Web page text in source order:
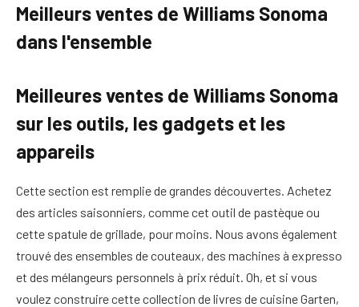
Meilleurs ventes de Williams Sonoma
dans l'ensemble
Meilleures ventes de Williams Sonoma
sur les outils, les gadgets et les
appareils
Cette section est remplie de grandes découvertes. Achetez
des articles saisonniers, comme cet outil de pastèque ou
cette spatule de grillade, pour moins. Nous avons également
trouvé des ensembles de couteaux, des machines à expresso
et des mélangeurs personnels à prix réduit. Oh, et si vous
voulez construire cette collection de livres de cuisine Garten,